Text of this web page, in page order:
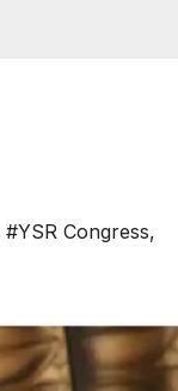
#YSR Congress,